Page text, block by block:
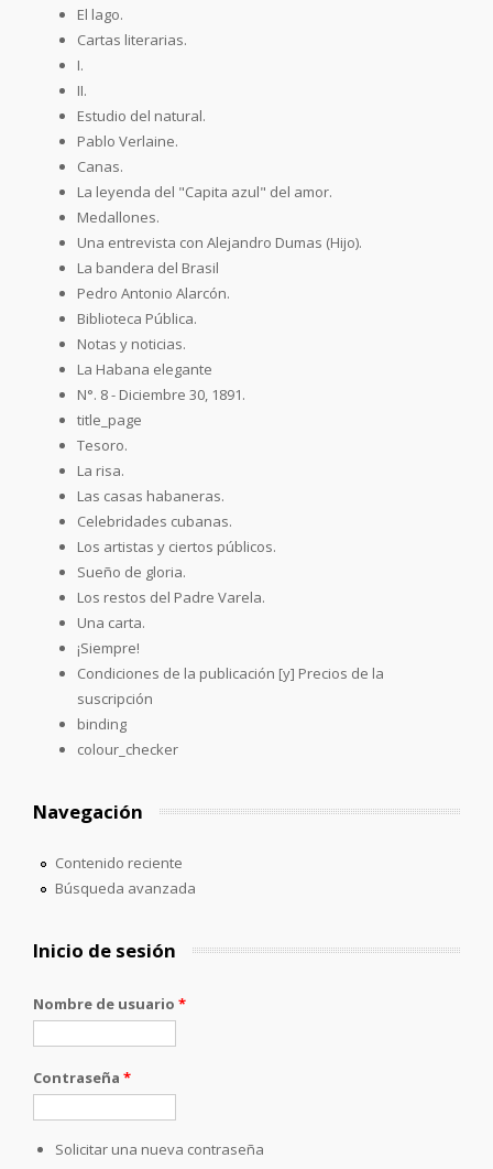
El lago.
Cartas literarias.
I.
II.
Estudio del natural.
Pablo Verlaine.
Canas.
La leyenda del "Capita azul" del amor.
Medallones.
Una entrevista con Alejandro Dumas (Hijo).
La bandera del Brasil
Pedro Antonio Alarcón.
Biblioteca Pública.
Notas y noticias.
La Habana elegante
N°. 8 - Diciembre 30, 1891.
title_page
Tesoro.
La risa.
Las casas habaneras.
Celebridades cubanas.
Los artistas y ciertos públicos.
Sueño de gloria.
Los restos del Padre Varela.
Una carta.
¡Siempre!
Condiciones de la publicación [y] Precios de la
suscripción
binding
colour_checker
Navegación
Contenido reciente
Búsqueda avanzada
Inicio de sesión
Nombre de usuario *
Contraseña *
Solicitar una nueva contraseña